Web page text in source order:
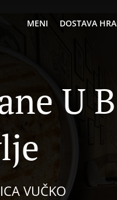
MENI DOSTAVA
U
VUČKO